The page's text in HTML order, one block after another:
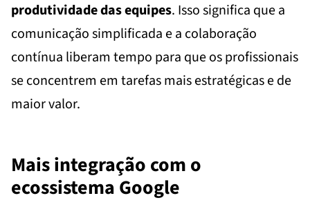
produtividade das equipes. Isso significa que a
comunicação simplificada e a colaboração
contínua liberam tempo para que os profissionais
se concentrem em tarefas mais estratégicas e de
maior valor.
Mais integração com o
ecossistema Google